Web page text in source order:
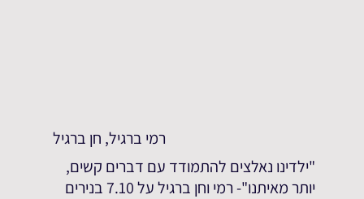
רמי ברגיל, חן ברגיל
"ילדינו נאלצים להתמודד עם דברים קשים,
יותר מאיתנו"- רמי וחן ברגיל על 7.10 בנירים